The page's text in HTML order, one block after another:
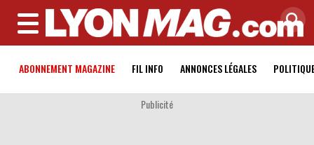
MENU
ABONNEMENT MAGAZINE FIL INFO ANNONCES LÉGALES
Publicité